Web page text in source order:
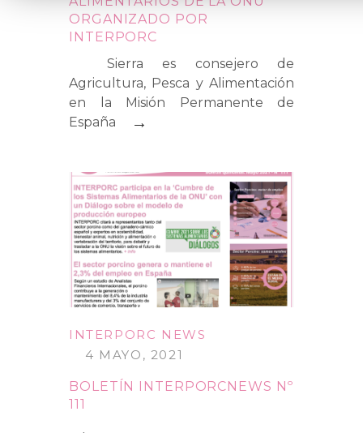
ORGANIZADO POR
INTERPORC
Sierra es consejero de
Agricultura, Pesca y Alimentación
en la Misión Permanente de
España
→
INTERPORC NEWS
4 MAYO, 2021
BOLETÍN INTERPORCNEWS Nº
111